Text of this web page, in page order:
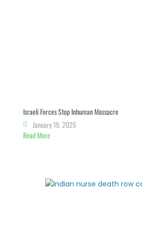
Israeli Forces Stop Inhuman Massacre
January 19, 2025
Read More